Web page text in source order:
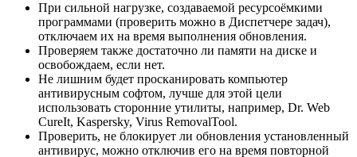
При сильной нагрузке, создаваемой ресурсоёмкими
программами (проверить можно в Диспетчере задач),
отключаем их на время выполнения обновления.
Проверяем также достаточно ли памяти на диске и
освобождаем, если нет.
Не лишним будет просканировать компьютер
антивирусным софтом, лучше для этой цели
использовать сторонние утилиты, например, Dr. Web
CureIt, Kaspersky, Virus RemovalTool.
Проверить, не блокирует ли обновления установленный
антивирус, можно отключив его на время повторной